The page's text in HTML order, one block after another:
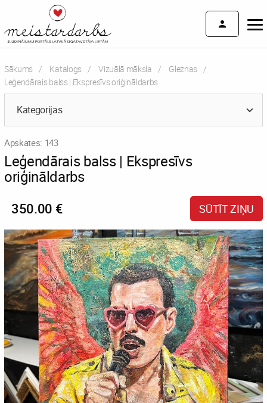
Sākums Katalogs Vizuālā māksla
Gleznas
Current:
Leģendārais balss | Ekspresīvs oriģināldarbs
Kategorijas
Apskates: 143
Leģendārais balss | Ekspresīvs
oriģināldarbs
350.00 € SŪTĪT ZIŅU